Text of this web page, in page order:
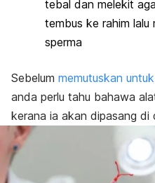
tebal dan melekit
tembus ke rahim lalu
sperma
Sebelum memutuskan
anda perlu tahu bahawa
kerana ia akan dipasang di